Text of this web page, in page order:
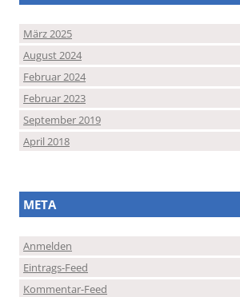
März 2025
August 2024
Februar 2024
Februar 2023
September 2019
April 2018
META
Anmelden
Eintrags-Feed
Kommentar-Feed